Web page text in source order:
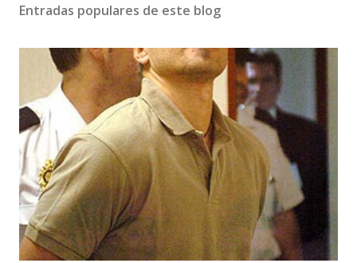
Entradas populares de este blog